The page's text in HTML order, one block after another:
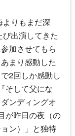
よりもまだ深
出演してきた
加させてもら
まり感動した
2回しか感動し
そして父にな
ンディングオ
が昨日の夜（の
ン）」と独特